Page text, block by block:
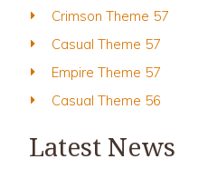
Crimson Theme 57
Casual Theme 57
Empire Theme 57
Casual Theme 56
Latest News